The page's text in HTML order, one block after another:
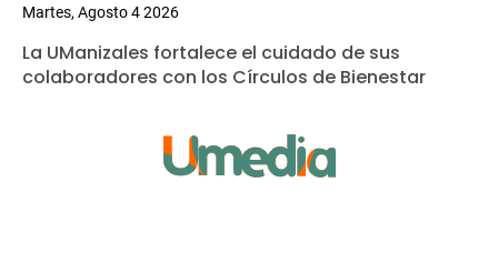
Martes, Agosto 4 2026
La UManizales fortalece el cuidado de sus
colaboradores con los Círculos de Bienestar